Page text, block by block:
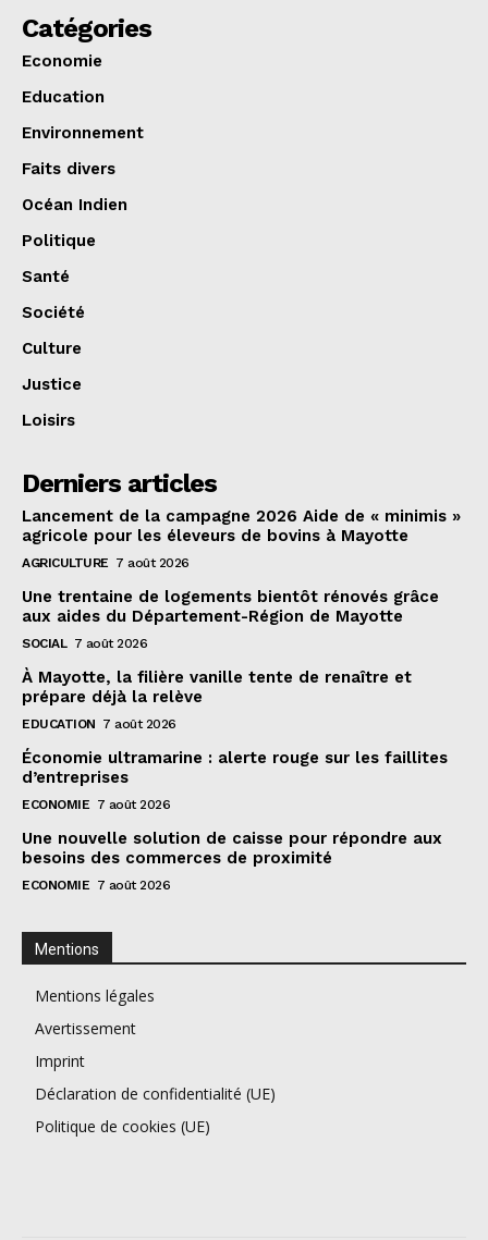
Catégories
Economie
Education
Environnement
Faits divers
Océan Indien
Politique
Santé
Société
Culture
Justice
Loisirs
Derniers articles
Lancement de la campagne 2026 Aide de « minimis »
agricole pour les éleveurs de bovins à Mayotte
AGRICULTURE 7 août 2026
Une trentaine de logements bientôt rénovés grâce
aux aides du Département-Région de Mayotte
SOCIAL 7 août 2026
À Mayotte, la filière vanille tente de renaître et
prépare déjà la relève
EDUCATION 7 août 2026
Économie ultramarine : alerte rouge sur les faillites
d’entreprises
ECONOMIE 7 août 2026
Une nouvelle solution de caisse pour répondre aux
besoins des commerces de proximité
ECONOMIE 7 août 2026
Mentions
Mentions légales
Avertissement
Imprint
Déclaration de confidentialité (UE)
Politique de cookies (UE)